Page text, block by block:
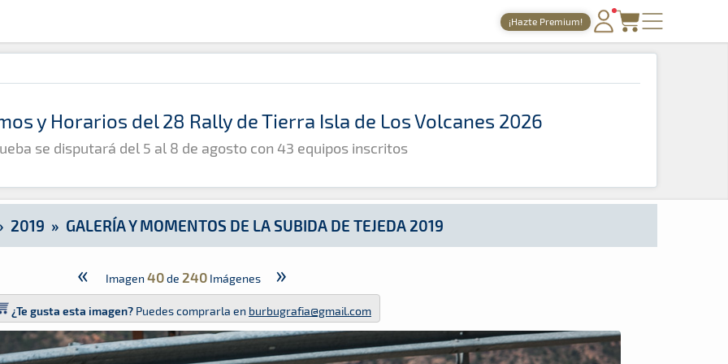
¡Hazte Premium!
PORTADA
TIEMPOS ONLINE
GALERÍAS
ARCHIVO
de Tejeda 2019
y Horarios del 28 Rally de Tierra Isla de Los Volcanes 2026
se disputará del 5 al 8 de agosto con 43 equipos inscritos
2019 » GALERÍA Y MOMENTOS DE LA SUBIDA DE TEJEDA 2019
« Imagen 40de 240 Imágenes »
¿Te gusta esta imagen? Puedes comprarla en burbugrafia@gmail.com